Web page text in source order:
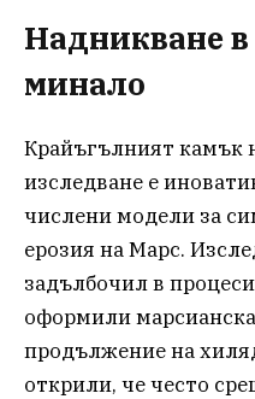
Надникване
минало
Крайъгълният камък
изследване е
числени модели за
ерозия на Марс.
задълбочил в
оформили
продължение на
открили, че често